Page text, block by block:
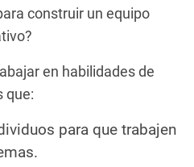
construir un equipo
en habilidades de
que:
para que trabajen